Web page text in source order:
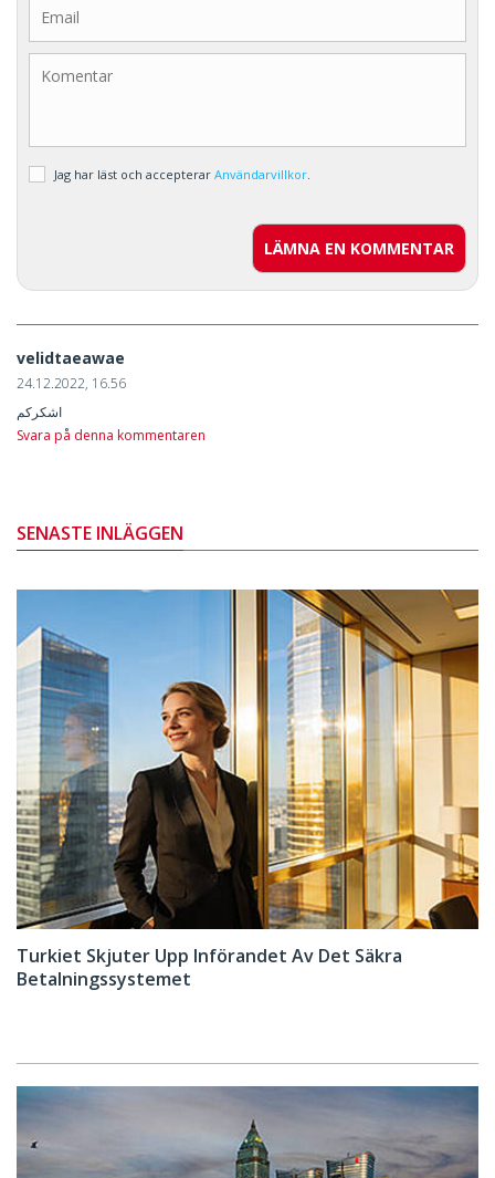
Jag har läst och accepterar Användarvillkor.
LÄMNA EN KOMMENTAR
velidtaeawae
24.12.2022, 16.56
اشكركم
Svara på denna kommentaren
SENASTE INLÄGGEN
Turkiet Skjuter Upp Införandet Av Det Säkra
Betalningssystemet